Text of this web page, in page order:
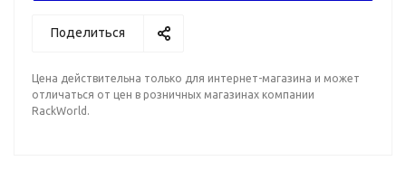
Поделиться
Цена действительна только для интернет-магазина и может
отличаться от цен в розничных магазинах компании
RackWorld.